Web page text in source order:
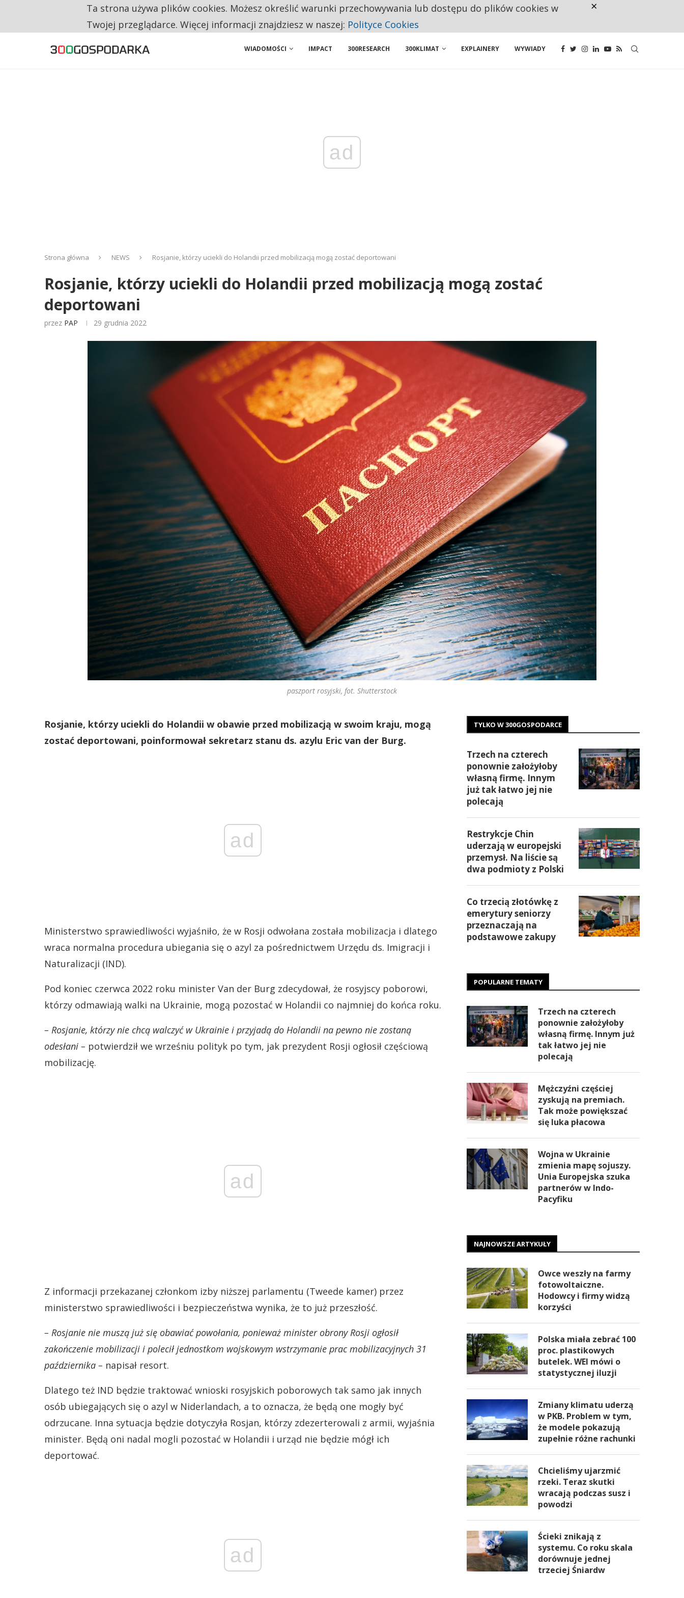
CO TRZECIĄ ZŁOTÓWKĘ Z EMERYTURY SENIORZY PRZEZNACZAJĄ NA PODSTAWOWE ZAKUPY
WIADOMOŚCI IMPACT 300RESEARCH 300KLIMAT EXPLAINERY WYWIADY
ad
Strona główna NEWS Rosjanie, którzy uciekli do Holandii przed mobilizacją mogą zostać deportowani
Rosjanie, którzy uciekli do Holandii przed mobilizacją mogą zostać
deportowani
przez PAP 29 grudnia 2022
paszport rosyjski, fot. Shutterstock
Rosjanie, którzy uciekli do Holandii w obawie przed mobilizacją w swoim kraju, mogą
zostać deportowani, poinformował sekretarz stanu ds. azylu Eric van der Burg.
ad
Ministerstwo sprawiedliwości wyjaśniło, że w Rosji odwołana została mobilizacja i dlatego
wraca normalna procedura ubiegania się o azyl za pośrednictwem Urzędu ds. Imigracji i
Naturalizacji (IND).
Pod koniec czerwca 2022 roku minister Van der Burg zdecydował, że rosyjscy poborowi,
którzy odmawiają walki na Ukrainie, mogą pozostać w Holandii co najmniej do końca roku.
– Rosjanie, którzy nie chcą walczyć w Ukrainie i przyjadą do Holandii na pewno nie zostaną
odesłani – potwierdził we wrześniu polityk po tym, jak prezydent Rosji ogłosił częściową
mobilizację.
ad
Z informacji przekazanej członkom izby niższej parlamentu (Tweede kamer) przez
ministerstwo sprawiedliwości i bezpieczeństwa wynika, że to już przeszłość.
– Rosjanie nie muszą już się obawiać powołania, ponieważ minister obrony Rosji ogłosił
zakończenie mobilizacji i polecił jednostkom wojskowym wstrzymanie prac mobilizacyjnych 31
października – napisał resort.
Dlatego też IND będzie traktować wnioski rosyjskich poborowych tak samo jak innych
osób ubiegających się o azyl w Niderlandach, a to oznacza, że będą one mogły być
odrzucane. Inna sytuacja będzie dotyczyła Rosjan, którzy zdezerterowali z armii, wyjaśnia
minister. Będą oni nadal mogli pozostać w Holandii i urząd nie będzie mógł ich
deportować.
ad
TYLKO W 300GOSPODARCE
Trzech na czterech
ponownie założyłoby
własną firmę. Innym
już tak łatwo jej nie
polecają
Restrykcje Chin
uderzają w europejski
przemysł. Na liście są
dwa podmioty z Polski
Co trzecią złotówkę z
emerytury seniorzy
przeznaczają na
podstawowe zakupy
POPULARNE TEMATY
Trzech na czterech
ponownie założyłoby
własną firmę. Innym już
tak łatwo jej nie
polecają
Mężczyźni częściej
zyskują na premiach.
Tak może powiększać
się luka płacowa
Wojna w Ukrainie
zmienia mapę sojuszy.
Unia Europejska szuka
partnerów w Indo-
Pacyfiku
NAJNOWSZE ARTYKUŁY
Owce weszły na farmy
fotowoltaiczne.
Hodowcy i firmy widzą
korzyści
Polska miała zebrać 100
proc. plastikowych
butelek. WEI mówi o
statystycznej iluzji
Zmiany klimatu uderzą
w PKB. Problem w tym,
że modele pokazują
zupełnie różne rachunki
Chcieliśmy ujarzmić
rzeki. Teraz skutki
wracają podczas susz i
powodzi
Ścieki znikają z
systemu. Co roku skala
dorównuje jednej
trzeciej Śniardw
Ta strona używa plików cookies. Możesz określić warunki przechowywania lub dostępu do plików cookies w
Twojej przeglądarce. Więcej informacji znajdziesz w naszej: Polityce Cookies
×